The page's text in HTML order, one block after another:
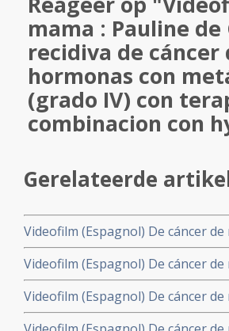
mama : Pauline
recidiva de cáncer
hormonas con
(grado IV) con
combinacion con
Gerelateerde
Videofilm (Espagnol) De cáncer
completa de un cáncer de mama
mediante terapia celular
Videofilm (Espagnol) De cáncer
años un cáncer de pecho con
y con hipertermia y terapia
Videofilm (Espagnol) De cáncer
parte hormonodependiente con